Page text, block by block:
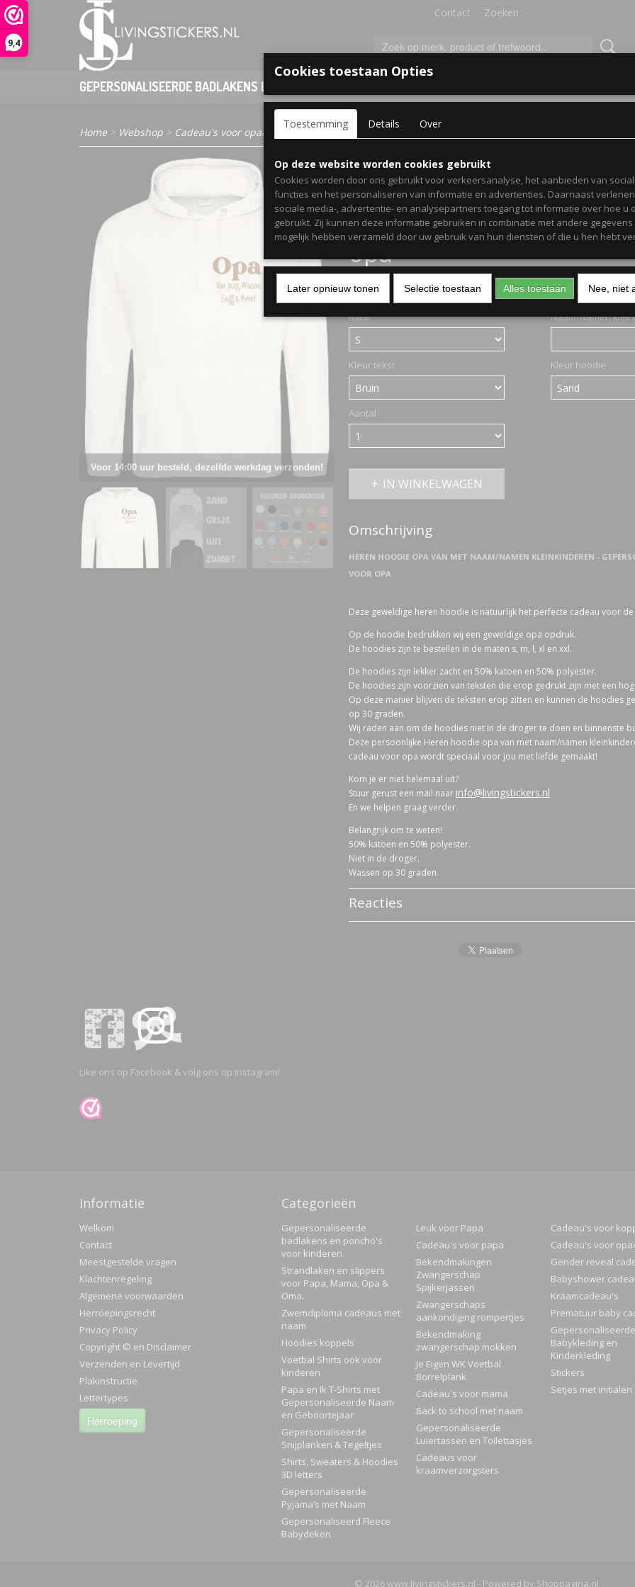
9,4
Contact Zoeken
GEPERSONALISEERDE BADLAKENS EN PONCHO'S VOOR KINDEREN
Home> Webshop > Cadeau's voor opa/oma > Heren hoodie opa van met naam/namen kleinkinderen -
Voor 14:00 uur besteld, dezelfde werkdag verzonden!
Heren hoodie opa van met
naam/namen
Gepersonaliseerd
opa
€ 27,95 (inclusief btw 21%)
Maat Naam/Namen
Kleur tekst Kleur hoodie
Aantal
IN WINKELWAGEN
Omschrijving
HEREN HOODIE OPA VAN MET NAAM/NAMEN KLEINKINDEREN -
VOOR OPA
Deze geweldige heren hoodie is natuurlijk het perfecte cadeau voor
Op de hoodie bedrukken wij een geweldige opa opdruk.
De hoodies zijn te bestellen in de maten s, m, l, xl en xxl.
De hoodies zijn lekker zacht en 50% katoen en 50% polyester.
De hoodies zijn voorzien van teksten die erop gedrukt zijn met een
Op deze manier blijven de teksten erop zitten en kunnen de hoodies
op 30 graden.
Wij raden aan om de hoodies niet in de droger te doen en binnenste
Deze persoonlijke Heren hoodie opa van met naam/namen
cadeau voor opa wordt speciaal voor jou met liefde gemaakt!
Kom je er niet helemaal uit?
Stuur gerust een mail naar info@livingstickers.nl
En we helpen graag verder.
Belangrijk om te weten!
50% katoen en 50% polyester.
Niet in de droger.
Wassen op 30 graden.
Reacties
Like ons op Facebook & volg ons op Instagram!
Informatie
Welkom
Contact
Meestgestelde vragen
Klachtenregeling
Algemene voorwaarden
Herroepingsrecht
Privacy Policy
Copyright © en Disclaimer
Verzenden en Levertijd
Plakinstructie
Lettertypes
Herroeping
Categorieën
Gepersonaliseerde
badlakens en poncho's
voor kinderen
Strandlaken en slippers
voor Papa, Mama, Opa &
Oma.
Zwemdiploma cadeaus met
naam
Hoodies koppels
Voetbal Shirts ook voor
kinderen
Papa en Ik T-Shirts met
Gepersonaliseerde Naam
en Geboortejaar
Gepersonaliseerde
Snijplanken & Tegeltjes
Shirts, Sweaters & Hoodies
3D letters
Gepersonaliseerde
Pyjama’s met Naam
Gepersonaliseerd Fleece
Babydeken
Leuk voor Papa
Cadeau's voor papa
Bekendmakingen
Zwangerschap
Spijkerjassen
Zwangerschaps
aankondiging rompertjes
Bekendmaking
zwangerschap mokken
Je Eigen WK Voetbal
Borrelplank
Cadeau's voor mama
Back to school met naam
Gepersonaliseerde
Luiertassen en Toilettasjes
Cadeaus voor
kraamverzorgsters
Cadeau's voor
Cadeau's voor
Gender reveal
Babyshower
Kraamcadeau's
Prematuur baby
Gepersonaliseerde
Babykleding en
Kinderkleding
Stickers
Setjes met initialen
© 2026 www.livingstickers.nl - Powered by Shoppagina.nl
Cookies toestaan Opties
Toestemming Details Over
Op deze website worden cookies gebruikt
Cookies worden door ons gebruikt voor verkeersanalyse, het aanbieden van
functies en het personaliseren van informatie en advertenties. Daarnaast
sociale media-, advertentie- en analysepartners toegang tot informatie over hoe u
gebruikt. Zij kunnen deze informatie gebruiken in combinatie met andere gegevens
mogelijk hebben verzameld door uw gebruik van hun diensten of die u hen hebt
Later opnieuw tonen Selectie toestaan Alles toestaan Nee, niet